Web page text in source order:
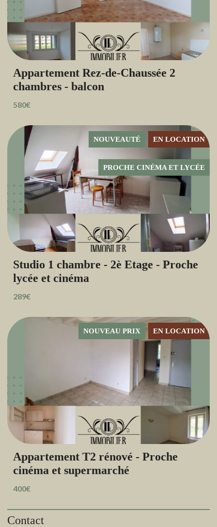
Appartement Rez-de-Chaussée 2
chambres - balcon
580€
EN LOCATION
NOUVEAUTÉ
PROCHE CINÉMA ET LYCÉE
Studio 1 chambre - 2è Etage - Proche
lycée et cinéma
289€
EN LOCATION
NOUVEAU PRIX
Appartement T2 rénové - Proche
cinéma et supermarché
400€
Contact